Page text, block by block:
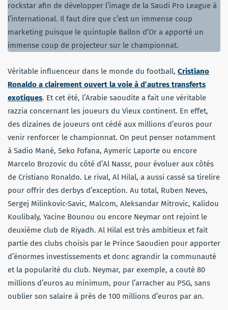
rockstar afin de développer l’image de la Saudi Pro League à
l’international. Il faut dire que c’est un immense coup
marketing puisque le quintuple Ballon d’Or a apporté un
immense coup de projecteur sur le championnat.
Véritable influenceur dans le monde du football, Cristiano
Ronaldo a clairement ouvert la voie à d’autres transferts
exotiques. Et cet été, l’Arabie saoudite a fait une véritable
razzia concernant les joueurs du Vieux continent. En effet,
des dizaines de joueurs ont cédé aux millions d’euros pour
venir renforcer le championnat. On peut penser notamment
à Sadio Mané, Seko Fofana, Aymeric Laporte ou encore
Marcelo Brozovic du côté d’Al Nassr, pour évoluer aux côtés
de Cristiano Ronaldo. Le rival, Al Hilal, a aussi cassé sa tirelire
pour offrir des derbys d’exception. Au total, Ruben Neves,
Sergej Milinkovic-Savic, Malcom, Aleksandar Mitrovic, Kalidou
Koulibaly, Yacine Bounou ou encore Neymar ont rejoint le
deuxième club de Riyadh. Al Hilal est très ambitieux et fait
partie des clubs choisis par le Prince Saoudien pour apporter
d’énormes investissements et donc agrandir la communauté
et la popularité du club. Neymar, par exemple, a couté 80
millions d’euros au minimum, pour l’arracher au PSG, sans
oublier son salaire à près de 100 millions d’euros par an.